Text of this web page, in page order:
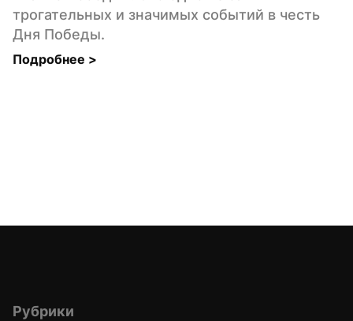
трогательных и значимых событий в честь
Дня Победы.
Подробнее >
Рубрики